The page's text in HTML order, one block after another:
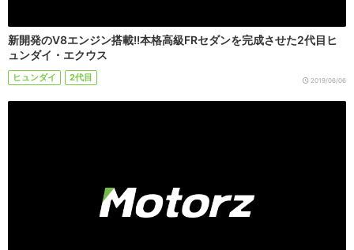
新開発のV8エンジン搭載!!本格高級FRセダンを完成させた2代目ヒ
ュンダイ・エクウス
ヒュンダイ 2代目 2019/06/06